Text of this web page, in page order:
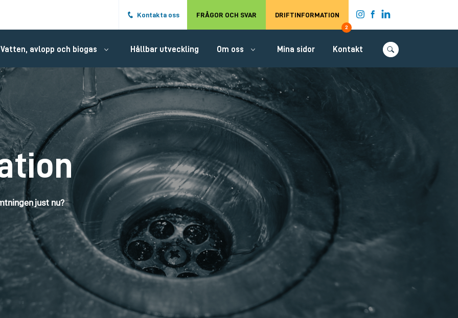
Hoppa till det huvudsakliga innehållet.
Kontakta oss FRÅGOR OCH SVAR DRIFTINFORMATION
2
Vatten, avlopp och biogas Hållbar utveckling Om oss Mina sidor Kontakt
just nu?